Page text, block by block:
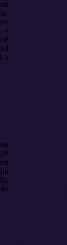
o
s